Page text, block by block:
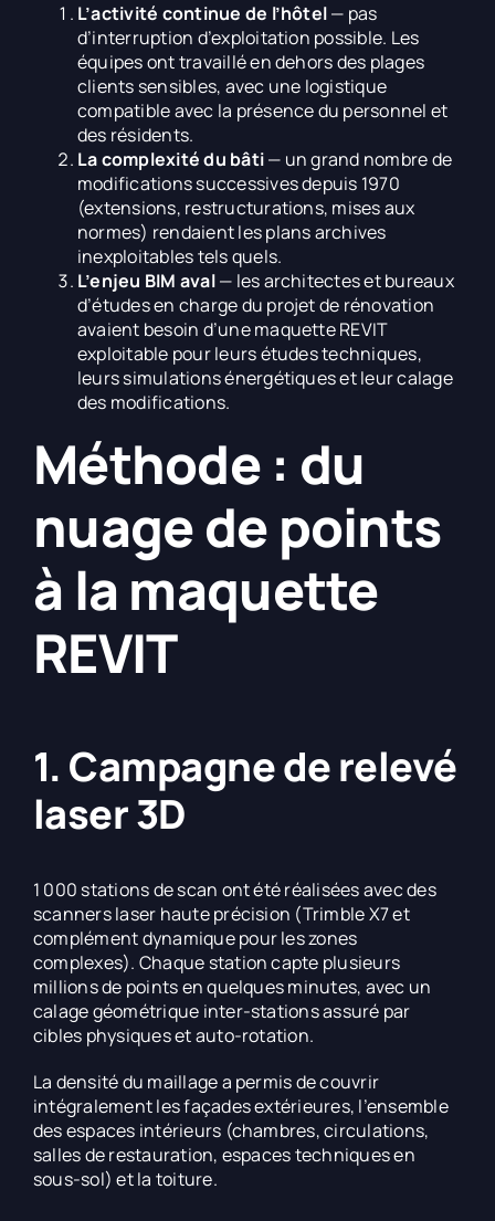
L’activité continue de l’hôtel— pas
d’interruption d’exploitation possible. Les
équipes ont travaillé en dehors des plages
clients sensibles, avec une logistique
compatible avec la présence du personnel et
des résidents.
La complexité du bâti— un grand nombre de
modifications successives depuis 1970
(extensions, restructurations, mises aux
normes) rendaient les plans archives
inexploitables tels quels.
L’enjeu BIM aval— les architectes et bureaux
d’études en charge du projet de rénovation
avaient besoin d’une maquette REVIT
exploitable pour leurs études techniques,
leurs simulations énergétiques et leur calage
des modifications.
Méthode : du
nuage de points
à la maquette
REVIT
1. Campagne de relevé
laser 3D
1 000 stations de scan ont été réalisées avec des
scanners laser haute précision (Trimble X7 et
complément dynamique pour les zones
complexes). Chaque station capte plusieurs
millions de points en quelques minutes, avec un
calage géométrique inter-stations assuré par
cibles physiques et auto-rotation.
La densité du maillage a permis de couvrir
intégralement les façades extérieures, l’ensemble
des espaces intérieurs (chambres, circulations,
salles de restauration, espaces techniques en
sous-sol) et la toiture.